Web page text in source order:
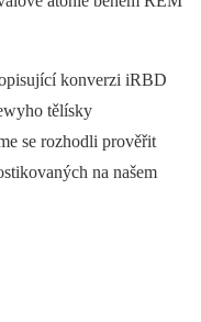
konverzi iRBD
tělísky
se rozhodli prověřit
na našem